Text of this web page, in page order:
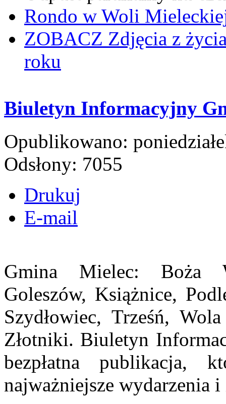
Rondo w Woli
ZOBACZ Zdjęcia z
roku
Biuletyn Informacyjny
Opublikowano:
Odsłony: 7055
Drukuj
E-mail
Gmina Mielec: Boża
Goleszów, Książnice,
Szydłowiec, Trześń,
Złotniki. Biuletyn
bezpłatna publikacja,
najważniejsze wydarzenia